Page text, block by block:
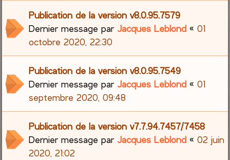
Publication de la version v8.0.95.7579
Dernier message parJacques Leblond «01
octobre 2020, 22:30
Publication de la version v8.0.95.7549
Dernier message parJacques Leblond «01
septembre 2020, 09:48
Publication de la version v7.7.94.7457/7458
Dernier message parJacques Leblond «02 juin
2020, 21:02